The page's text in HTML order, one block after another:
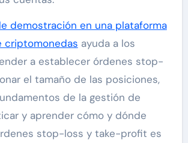
demostración en una plataforma
criptomonedas ayuda a los
a establecer órdenes stop-
el tamaño de las posiciones,
de la gestión de
y aprender cómo y dónde
stop-loss y take-profit es